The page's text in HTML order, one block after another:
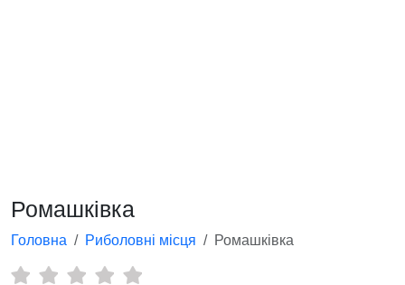
Ромашківка
Головна Риболовні місця Ромашківка